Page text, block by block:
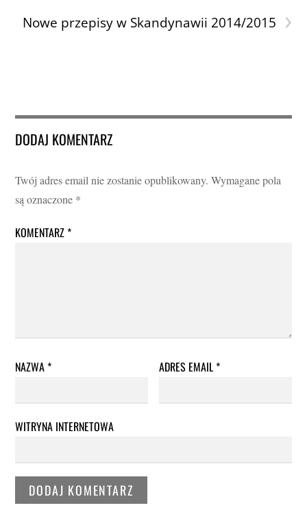
›
Nowe przepisy w Skandynawii 2014/2015
DODAJ KOMENTARZ
Twój adres email nie zostanie opublikowany. Wymagane pola
są oznaczone *
KOMENTARZ*
NAZWA* ADRES EMAIL*
WITRYNA INTERNETOWA